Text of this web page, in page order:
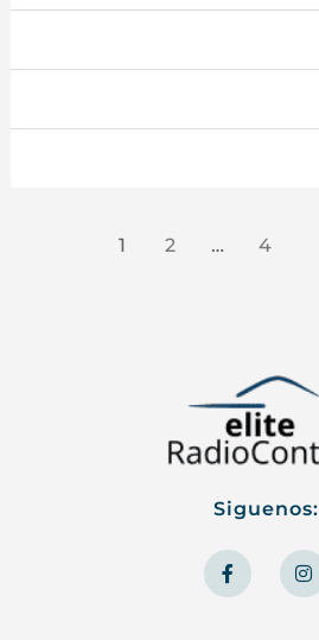
1 2 … 4
Siguenos:
F
a
c
e
I
n
s
t